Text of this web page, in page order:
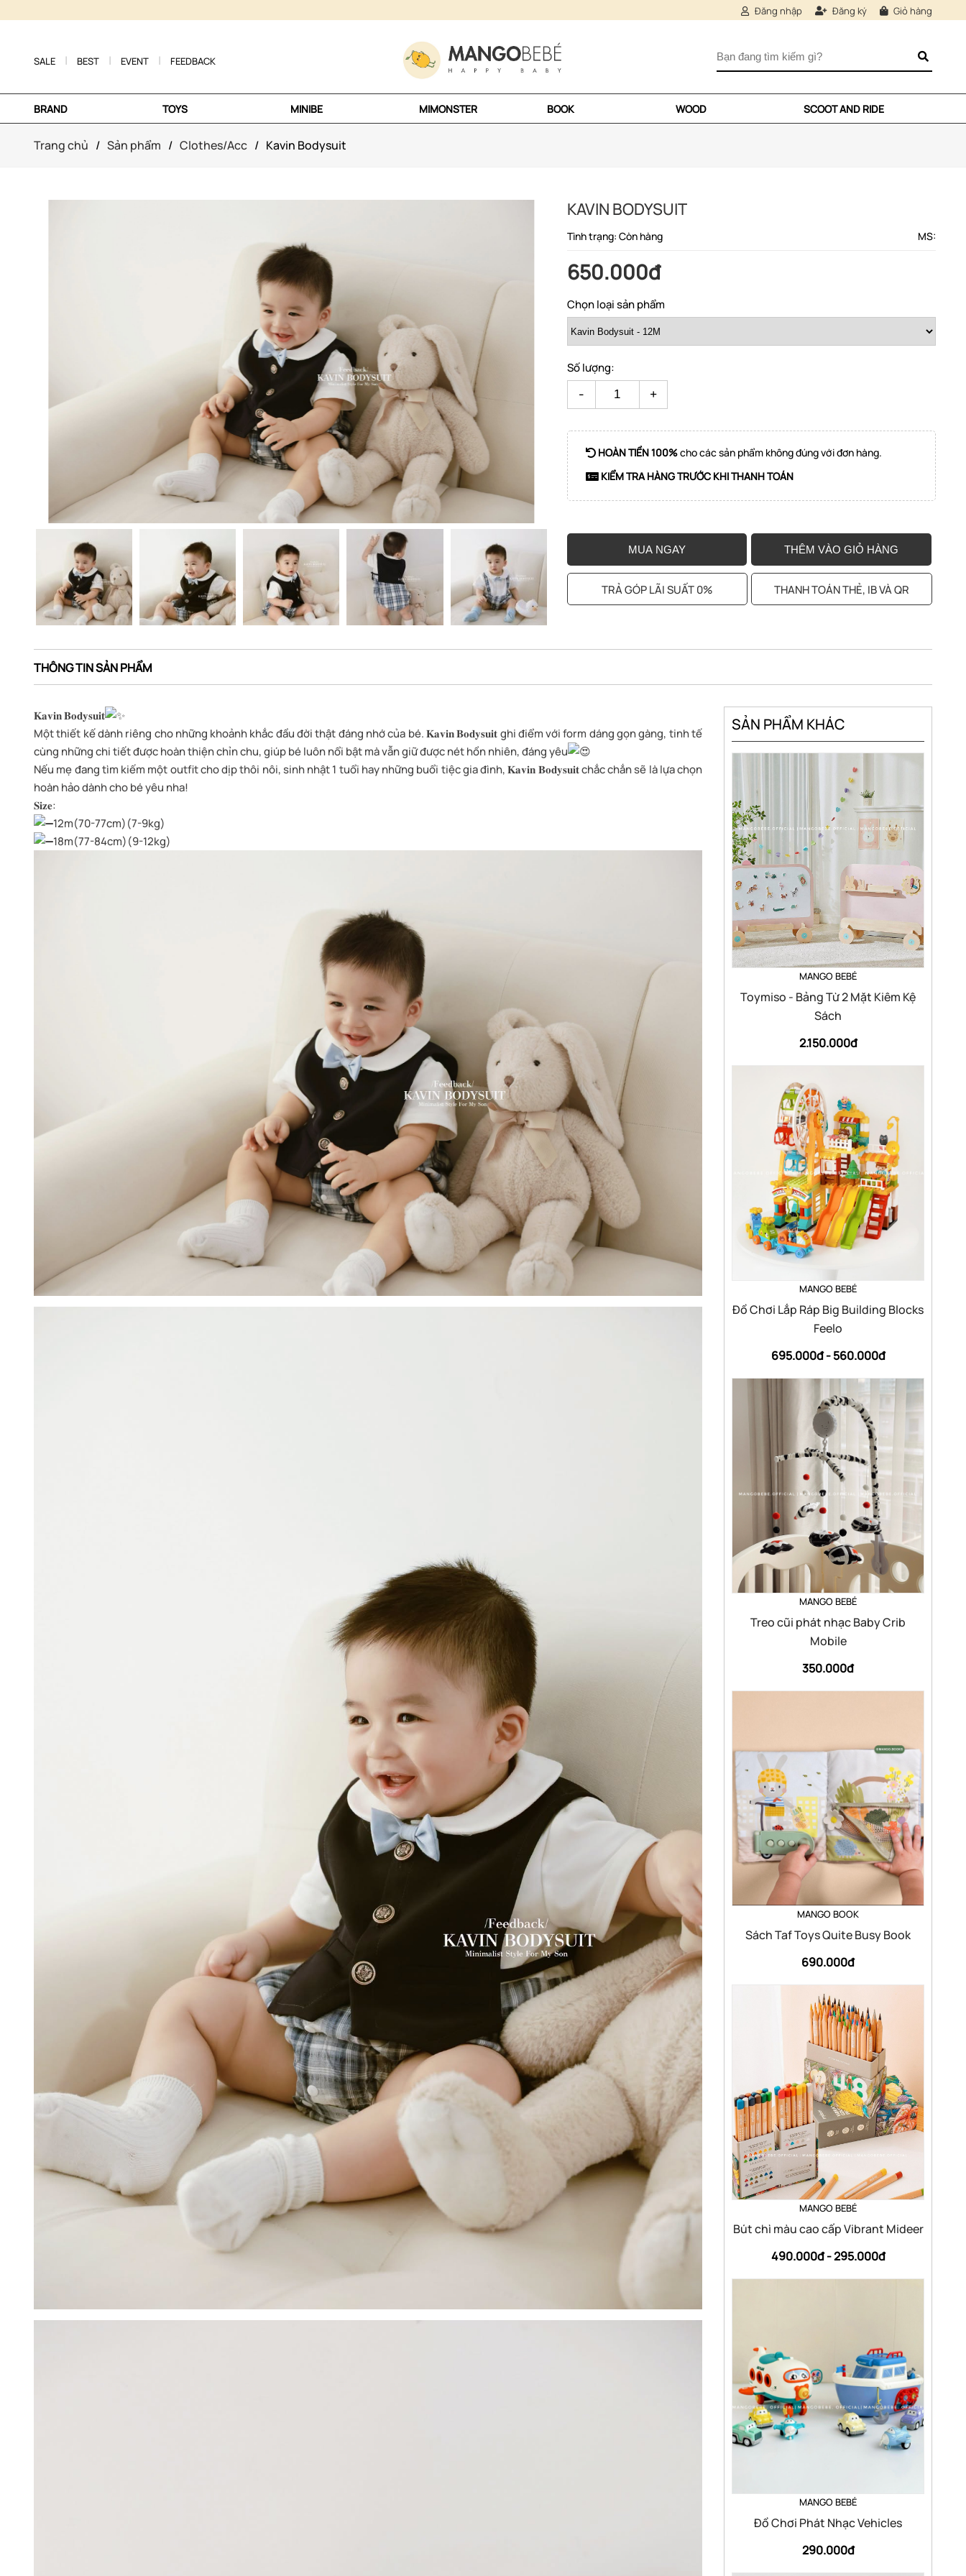
Đăng nhập Đăng ký Giỏ hàng
SALE BEST EVENT FEEDBACK
BRAND TOYS MINIBE MIMONSTER BOOK WOOD SCOOT AND RIDE
Trang chủ / Sản phẩm / Clothes/Acc / Kavin Bodysuit
KAVIN BODYSUIT
Tình trạng: Còn hàng MS:
650.000đ
Chọn loại sản phẩm
Số lượng:
- +
HOÀN TIỀN 100%cho các sản phẩm không đúng với đơn hàng.
KIỂM TRA HÀNG TRƯỚC KHI THANH TOÁN
MUA NGAY THÊM VÀO GIỎ HÀNG
TRẢ GÓP LÃI SUẤT 0% THANH TOÁN THẺ, IB VÀ QR
THÔNG TIN SẢN PHẨM
𝐊𝐚𝐯𝐢𝐧 𝐁𝐨𝐝𝐲𝐬𝐮𝐢𝐭
Một thiết kế dành riêng cho những khoảnh khắc đầu đời thật đáng nhớ của bé. 𝐊𝐚𝐯𝐢𝐧 𝐁𝐨𝐝𝐲𝐬𝐮𝐢𝐭 ghi điểm với form dáng gọn gàng, tinh tế
cùng những chi tiết được hoàn thiện chỉn chu, giúp bé luôn nổi bật mà vẫn giữ được nét hồn nhiên, đáng yêu
Nếu mẹ đang tìm kiếm một outfit cho dịp thôi nôi, sinh nhật 1 tuổi hay những buổi tiệc gia đình, 𝐊𝐚𝐯𝐢𝐧 𝐁𝐨𝐝𝐲𝐬𝐮𝐢𝐭 chắc chắn sẽ là lựa chọn
hoàn hảo dành cho bé yêu nha!
𝐒𝐢𝐳𝐞:
12m(70-77cm)(7-9kg)
18m(77-84cm)(9-12kg)
SẢN PHẨM KHÁC
MANGO BEBÉ
Toymiso - Bảng Từ 2 Mặt Kiêm Kệ
Sách
2.150.000đ
MANGO BEBÉ
Đồ Chơi Lắp Ráp Big Building Blocks
Feelo
695.000đ -560.000đ
MANGO BEBÉ
Treo cũi phát nhạc Baby Crib
Mobile
350.000đ
MANGO BOOK
Sách Taf Toys Quite Busy Book
690.000đ
MANGO BEBÉ
Bút chì màu cao cấp Vibrant Mideer
490.000đ -295.000đ
MANGO BEBÉ
Đồ Chơi Phát Nhạc Vehicles
290.000đ